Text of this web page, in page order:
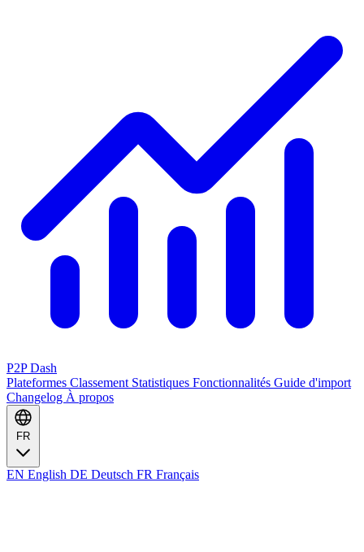
P2P Dash
Plateformes Classement Statistiques Fonctionnalités Guide d'import
Changelog À propos
FR
EN English DE Deutsch FR Français